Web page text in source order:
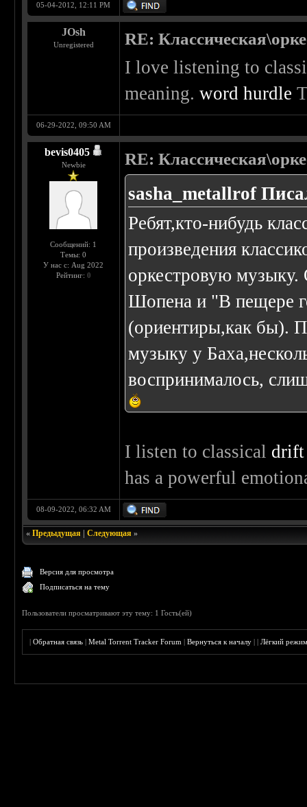
05-04-2012, 12:11 PM
JOsh
Unregistered RE:
I love listening to
meaning.word hurdle
06-29-2022, 09:50 AM
bevis0405
Newbie
Сообщений: 1
Темы: 0
У нас с: Aug 2022
Рейтинг: 0
RE:
sasha_metallrof
Ребят,кто-нибудь
произведения
оркестровую
Шопена и "В пещере
(ориентиры,как бы).
музыку у
воспринималось,
I listen to classical drift
has a powerful
08-09-2022, 06:32 AM
«Предыдущая |Следующая »
Версия для просмотра
Подписаться на тему
Пользователи просматривают эту тему: 1 Гость(ей)
|Обратная связь |Metal Torrent Tracker Forum |Вернуться к началу ||Лёгкий